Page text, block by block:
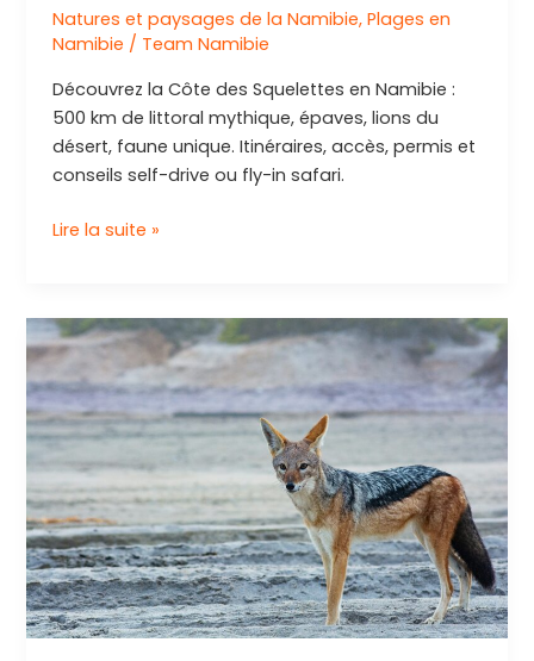
Natures et paysages de la Namibie,Plages en
Namibie / Team Namibie
Découvrez la Côte des Squelettes en Namibie :
500 km de littoral mythique, épaves, lions du
désert, faune unique. Itinéraires, accès, permis et
conseils self-drive ou fly-in safari.
Côte
en
Namibie
:
guide
complet
la
Skeleton
Coast
Lire la suite »